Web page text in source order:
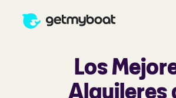
Los
Alquileres